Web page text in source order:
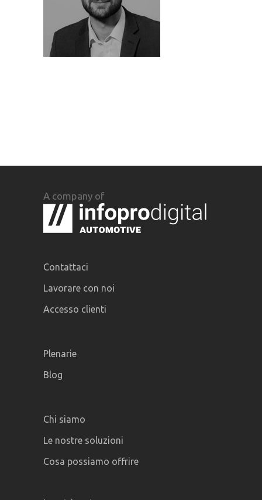
A company of
Contattaci
Lavorare con noi
Accesso clienti
Plenarie
Blog
Chi siamo
Le nostre soluzioni
Cosa possiamo offrire